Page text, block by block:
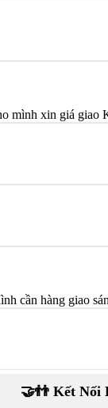
mình xin giá giao
cần hàng giao
🤝👬 Kết Nối